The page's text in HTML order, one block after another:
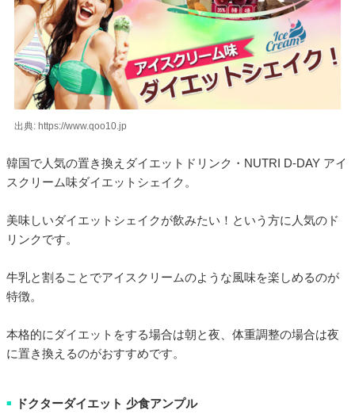
出典: https://www.qoo10.jp
韓国で人気の置き換えダイエットドリンク・NUTRI D-DAY アイ
スクリーム味ダイエットシェイク。
美味しいダイエットシェイクが飲みたい！という方に人気のド
リンクです。
牛乳と割ることでアイスクリームのような風味を楽しめるのが
特徴。
本格的にダイエットをする場合は朝と夜、体重調整の場合は夜
に置き換えるのがおすすめです。
■ ドクターダイエット 少食アンプル